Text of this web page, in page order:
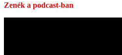
Zenék a podcast-ban